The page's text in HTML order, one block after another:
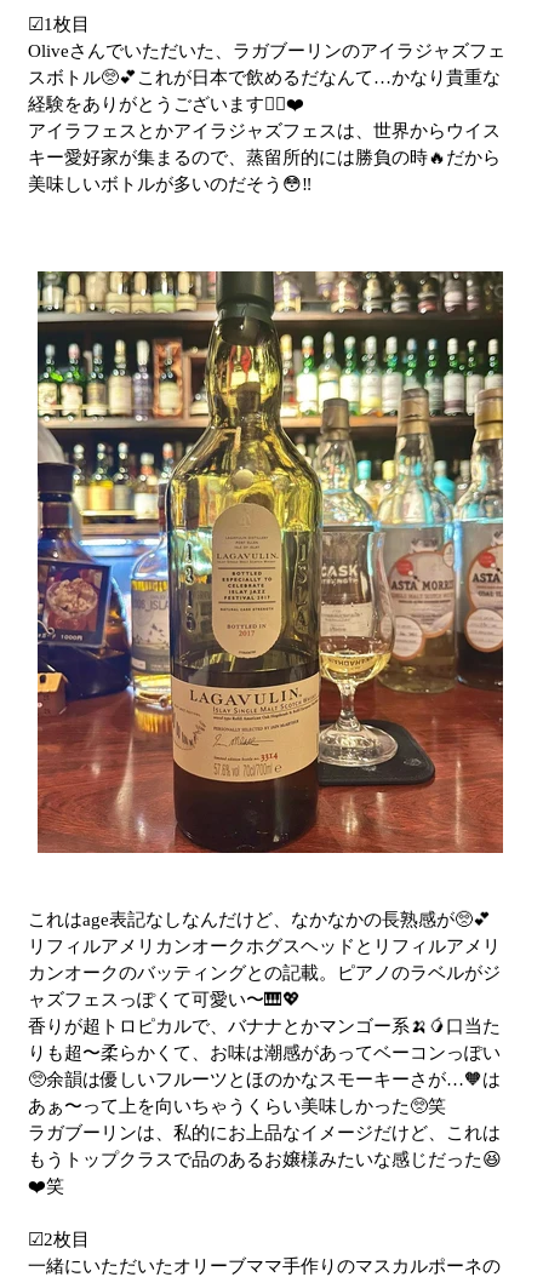
☑︎1枚目
Oliveさんでいただいた、ラガブーリンのアイラジャズフェ
スボトル🥺💕これが日本で飲めるだなんて…かなり貴重な
経験をありがとうございます🙇‍♀️❤️
アイラフェスとかアイラジャズフェスは、世界からウイス
キー愛好家が集まるので、蒸留所的には勝負の時🔥だから
美味しいボトルが多いのだそう😳‼︎
これはage表記なしなんだけど、なかなかの長熟感が🥺💕
リフィルアメリカンオークホグスヘッドとリフィルアメリ
カンオークのバッティングとの記載。ピアノのラベルがジ
ャズフェスっぽくて可愛い〜🎹💖
香りが超トロピカルで、バナナとかマンゴー系🍌🥭口当た
りも超〜柔らかくて、お味は潮感があってベーコンっぽい
🥺余韻は優しいフルーツとほのかなスモーキーさが…🧡は
あぁ〜って上を向いちゃうくらい美味しかった🥺笑
ラガブーリンは、私的にお上品なイメージだけど、これは
もうトップクラスで品のあるお嬢様みたいな感じだった😆
❤️笑
☑︎2枚目
一緒にいただいたオリーブママ手作りのマスカルポーネの